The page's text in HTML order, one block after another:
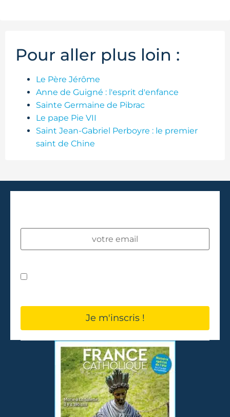
Pour aller plus loin :
Le Père Jérôme
Anne de Guigné : l'esprit d'enfance
Sainte Germaine de Pibrac
Le pape Pie VII
Saint Jean-Gabriel Perboyre : le premier
saint de Chine